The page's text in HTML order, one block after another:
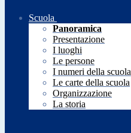
Scuola
Panoramica
Presentazione
I luoghi
Le persone
I numeri della scuola
Le carte della scuola
Organizzazione
La storia